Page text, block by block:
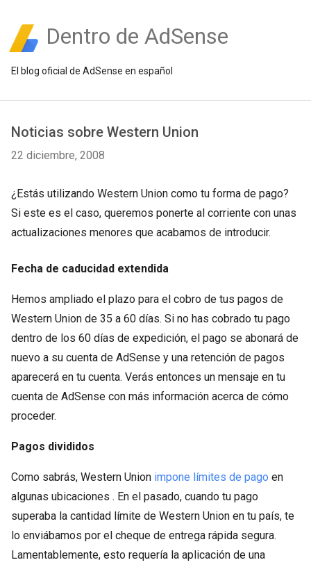
Dentro de AdSense
El blog oficial de AdSense en español
Noticias sobre Western Union
22 diciembre, 2008
¿Estás utilizando Western Union como tu forma de pago?
Si este es el caso, queremos ponerte al corriente con unas
actualizaciones menores que acabamos de introducir.
Fecha de caducidad extendida
Hemos ampliado el plazo para el cobro de tus pagos de
Western Union de 35 a 60 días. Si no has cobrado tu pago
dentro de los 60 días de expedición, el pago se abonará de
nuevo a su cuenta de AdSense y una retención de pagos
aparecerá en tu cuenta. Verás entonces un mensaje en tu
cuenta de AdSense con más información acerca de cómo
proceder.
Pagos divididos
Como sabrás, Western Union impone límites de pago en
algunas ubicaciones . En el pasado, cuando tu pago
superaba la cantidad límite de Western Union en tu país, te
lo enviábamos por el cheque de entrega rápida segura.
Lamentablemente, esto requería la aplicación de una